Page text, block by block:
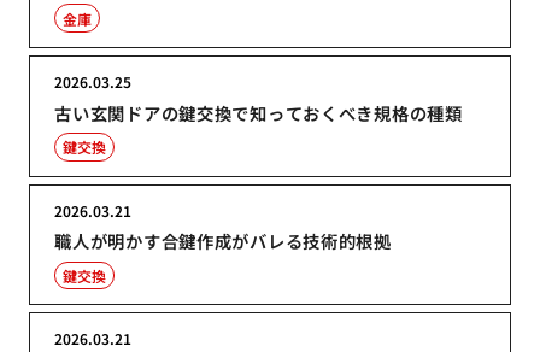
金庫
古い玄関ドアの鍵交換で知っておくべき規格の種類
2026.03.25
鍵交換
職人が明かす合鍵作成がバレる技術的根拠
2026.03.21
鍵交換
2026.03.21